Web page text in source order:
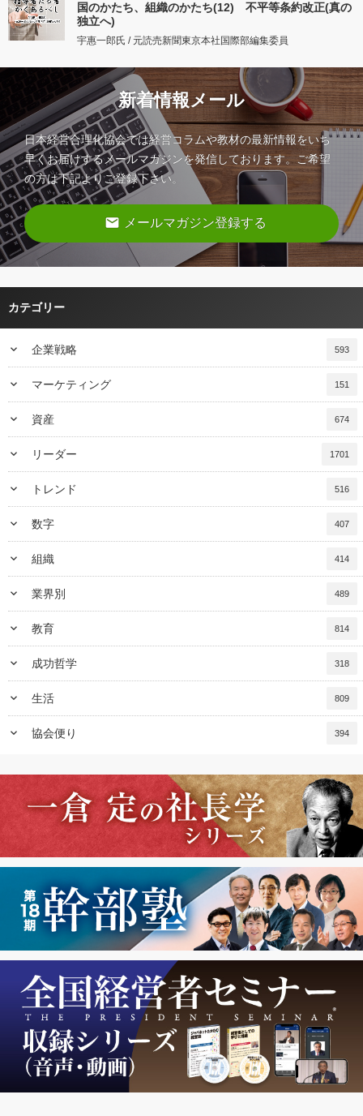
国のかたち、組織のかたち(12) 不平等条約改正(真の
独立へ)
宇惠一郎氏 / 元読売新聞東京本社国際部編集委員
新着情報メール
日本経営合理化協会では経営コラムや教材の最新情報をいち
早くお届けするメールマガジンを発信しております。ご希望
の方は下記よりご登録下さい。
email メールマガジン登録する
カテゴリー
keyboard_arrow_down 企業戦略 593
keyboard_arrow_down マーケティング 151
keyboard_arrow_down 資産 674
keyboard_arrow_down リーダー 1701
keyboard_arrow_down トレンド 516
keyboard_arrow_down 数字 407
keyboard_arrow_down 組織 414
keyboard_arrow_down 業界別 489
keyboard_arrow_down 教育 814
keyboard_arrow_down 成功哲学 318
keyboard_arrow_down 生活 809
keyboard_arrow_down 協会便り 394